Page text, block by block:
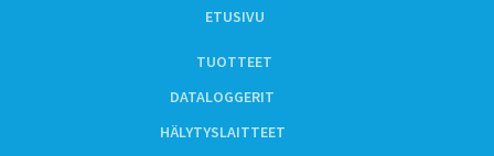
ETUSIVU
TUOTTEET
DATALOGGERIT
HÄLYTYSLAITTEET